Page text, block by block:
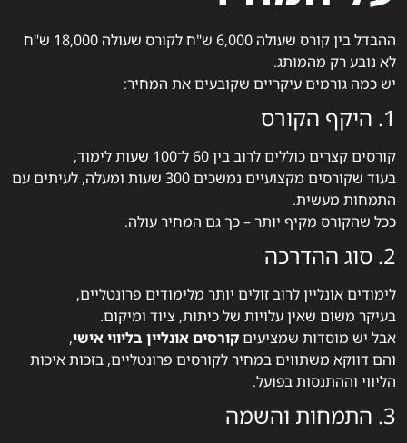
ההבדל בין קורס שעולה 6,000 ש"ח לקורס שעולה 18,000 ש"ח
לא נובע רק מהמותג.
יש כמה גורמים עיקריים שקובעים את המחיר:
1. היקף הקורס
קורסים קצרים כוללים לרוב בין 60 ל־100 שעות לימוד,
בעוד שקורסים מקצועיים נמשכים 300 שעות ומעלה, לעיתים עם
התמחות מעשית.
ככל שהקורס מקיף יותר – כך גם המחיר עולה.
2. סוג ההדרכה
לימודים אונליין לרוב זולים יותר מלימודים פרונטליים,
בעיקר משום שאין עלויות של כיתות, ציוד ומיקום.
אבל יש מוסדות שמציעיםקורסים אונליין בליווי אישי,
והם דווקא משתווים במחיר לקורסים פרונטליים, בזכות איכות
הליווי וההתנסות בפועל.
3. התמחות והשמה